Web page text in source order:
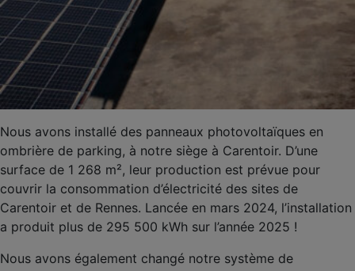
Nous avons installé des panneaux photovoltaïques en
ombrière de parking, à notre siège à Carentoir. D’une
surface de 1 268 m², leur production est prévue pour
couvrir la consommation d’électricité des sites de
Carentoir et de Rennes. Lancée en mars 2024, l’installation
a produit plus de 295 500 kWh sur l’année 2025 !
Nous avons également changé notre système de